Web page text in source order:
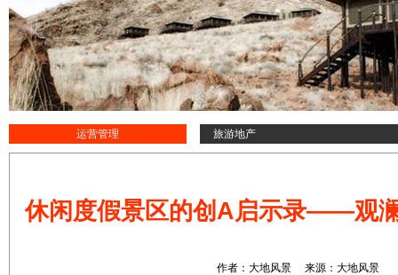
旅游地产
运营管理
休闲度假景区的创A启示录——观
作者：大地风景 来源：大地风景